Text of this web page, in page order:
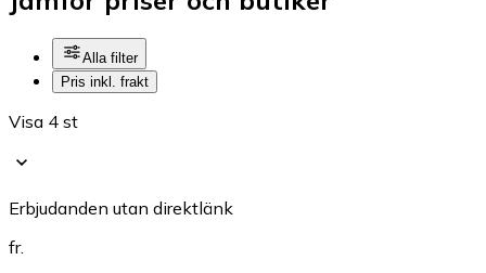
Alla filter
Pris inkl. frakt
Visa 4 st
Erbjudanden utan direktlänk
fr.